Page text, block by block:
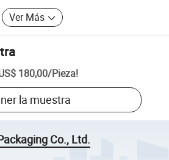
Ver Más
180,00/Pieza!
la muestra
Co., Ltd.